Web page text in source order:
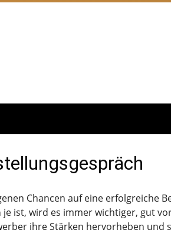
Chancen auf eine erfolgreiche
ist, wird es immer wichtiger, gut
ihre Stärken hervorheben und